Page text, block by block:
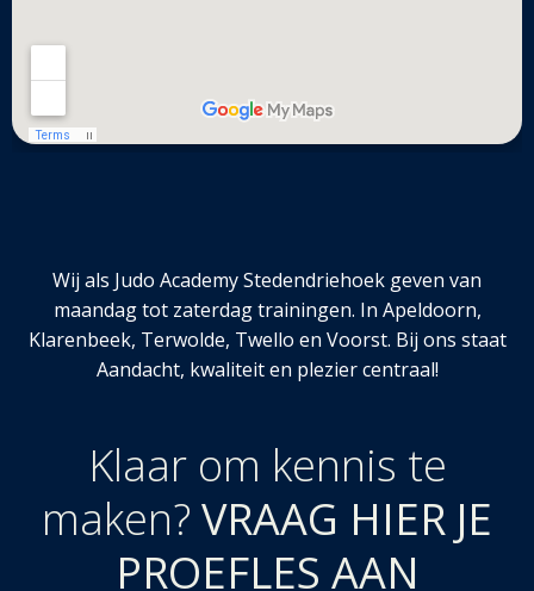
Wij als Judo Academy Stedendriehoek geven van
maandag tot zaterdag trainingen. In Apeldoorn,
Klarenbeek, Terwolde, Twello en Voorst. Bij ons staat
Aandacht, kwaliteit en plezier centraal!
Klaar om kennis te
maken? VRAAG HIER JE
PROEFLES AAN